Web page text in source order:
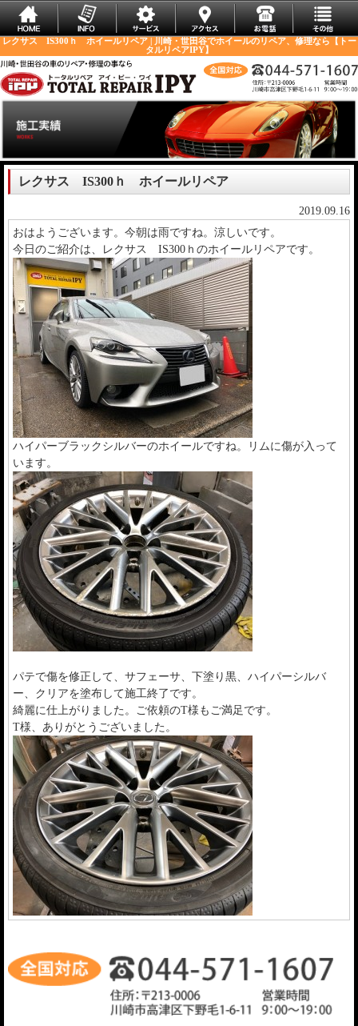
レクサス IS300ｈ ホイールリペア | 川崎・世田谷でホイールのリペア、修理なら【トー
タルリペアIPY】
レクサス IS300ｈ ホイールリペア
2019.09.16
おはようございます。今朝は雨ですね。涼しいです。
今日のご紹介は、レクサス IS300ｈのホイールリペアです。
ハイパーブラックシルバーのホイールですね。リムに傷が入って
います。
パテで傷を修正して、サフェーサ、下塗り黒、ハイパーシルバ
ー、クリアを塗布して施工終了です。
綺麗に仕上がりました。ご依頼のT様もご満足です。
T様、ありがとうございました。